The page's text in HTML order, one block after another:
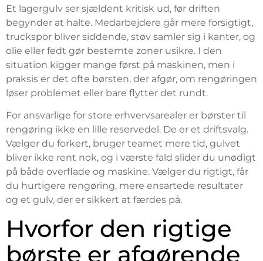
Et lagergulv ser sjældent kritisk ud, før driften
begynder at halte. Medarbejdere går mere forsigtigt,
truckspor bliver siddende, støv samler sig i kanter, og
olie eller fedt gør bestemte zoner usikre. I den
situation kigger mange først på maskinen, men i
praksis er det ofte børsten, der afgør, om rengøringen
løser problemet eller bare flytter det rundt.
For ansvarlige for store erhvervsarealer er børster til
rengøring ikke en lille reservedel. De er et driftsvalg.
Vælger du forkert, bruger teamet mere tid, gulvet
bliver ikke rent nok, og i værste fald slider du unødigt
på både overflade og maskine. Vælger du rigtigt, får
du hurtigere rengøring, mere ensartede resultater
og et gulv, der er sikkert at færdes på.
Hvorfor den rigtige
børste er afgørende